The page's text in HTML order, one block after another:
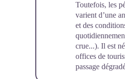
Toutefois, les
varient d’une
et des
crue...). Il est
offices de
passage